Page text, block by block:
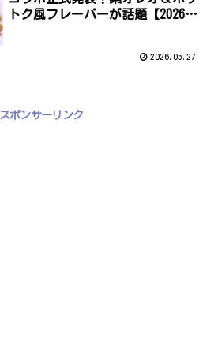
トク風フレーバーが話題【2026最
2026.05.27
スポンサーリンク